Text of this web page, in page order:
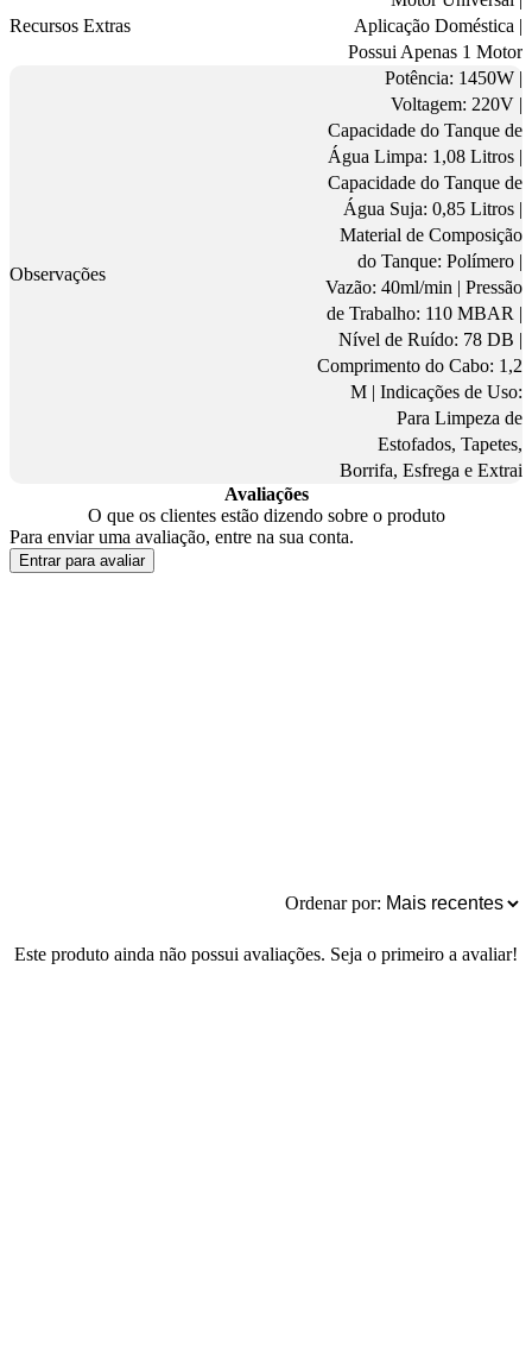
Recursos Extras
Aplicação Doméstica |
Possui Apenas 1 Motor
Observações
Potência: 1450W |
Voltagem: 220V |
Capacidade do Tanque de
Água Limpa: 1,08 Litros |
Capacidade do Tanque de
Água Suja: 0,85 Litros |
Material de Composição
do Tanque: Polímero |
Vazão: 40ml/min | Pressão
de Trabalho: 110 MBAR |
Nível de Ruído: 78 DB |
Comprimento do Cabo: 1,2
M | Indicações de Uso:
Para Limpeza de
Estofados, Tapetes,
Borrifa, Esfrega e Extrai
Avaliações
O que os clientes estão dizendo sobre o produto
Para enviar uma avaliação, entre na sua conta.
Entrar para avaliar
Ordenar por:
Este produto ainda não possui avaliações. Seja o primeiro a avaliar!